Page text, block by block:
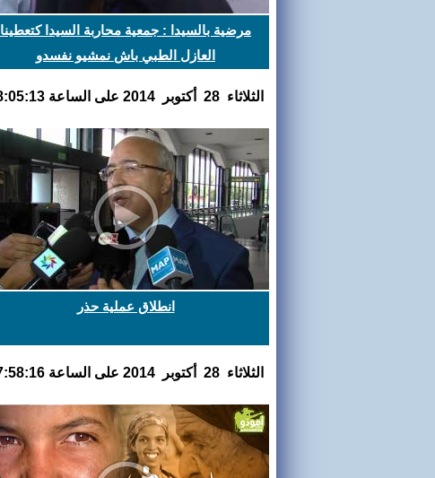
مرضية بالسيدا : جمعية محاربة السيدا كتعطينا
العازل الطبي باش نمشيو نفسدو
الثلاثاء 28 أكتوبر 2014 على الساعة 18:05:13
انطلاق عملية حذر
الثلاثاء 28 أكتوبر 2014 على الساعة 17:58:16